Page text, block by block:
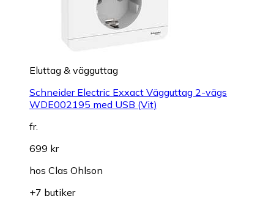
Eluttag & vägguttag
Schneider Electric Exxact Vägguttag 2-vägs
WDE002195 med USB (Vit)
fr.
699 kr
hos Clas Ohlson
+7 butiker